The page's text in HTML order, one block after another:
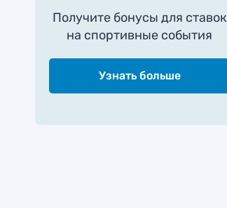
Получите бонусы для ставок
на спортивные события
Узнать больше